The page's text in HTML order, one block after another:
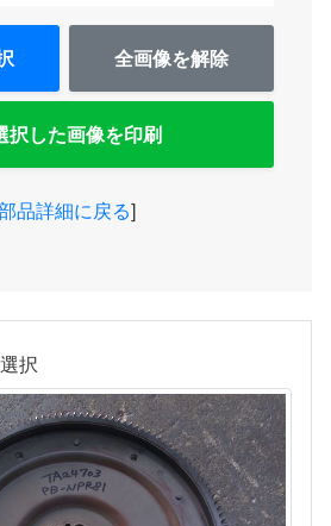
全画像を解除
択した画像を印刷
品詳細に戻る]
択